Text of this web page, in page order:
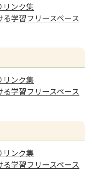
リンク集
学習フリースペース
リンク集
学習フリースペース
リンク集
学習フリースペース